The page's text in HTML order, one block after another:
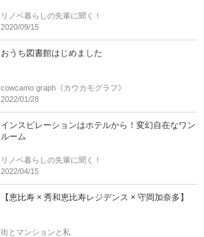
リノベ暮らしの先輩に聞く！
2020/09/15
おうち図書館はじめました
cowcamo graph《カウカモグラフ》
2022/01/28
インスピレーションはホテルから！変幻自在なワン
ルーム
リノベ暮らしの先輩に聞く！
2022/04/15
【恵比寿 × 秀和恵比寿レジデンス × 守岡加奈多】
街とマンションと私